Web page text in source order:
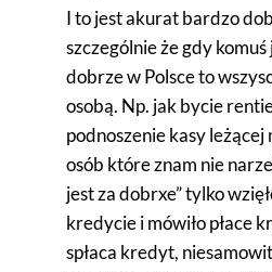
I to jest akurat bardzo
szczególnie że gdy
dobrze w Polsce to
osobą. Np. jak bycie
podnoszenie kasy leżącej
osób które znam nie
jest za dobrxe” tylko
kredycie i mówiło płace
spłaca kredyt,